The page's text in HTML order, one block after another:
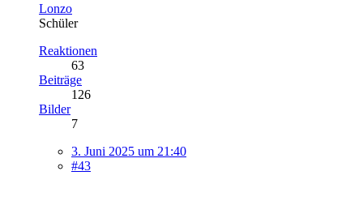
Lonzo
Schüler
Reaktionen
63
Beiträge
126
Bilder
7
3. Juni 2025 um 21:40
#43